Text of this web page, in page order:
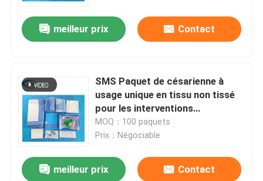
meilleur prix Contact
SMS Paquet de césarienne à
usage unique en tissu non tissé
pour les interventions
chirurgicales
MOQ：100 paquets
Prix：Négociable
meilleur prix Contact